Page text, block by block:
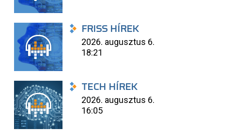
FRISS HÍREK
2026. augusztus 6.
18:21
TECH HÍREK
2026. augusztus 6.
16:05